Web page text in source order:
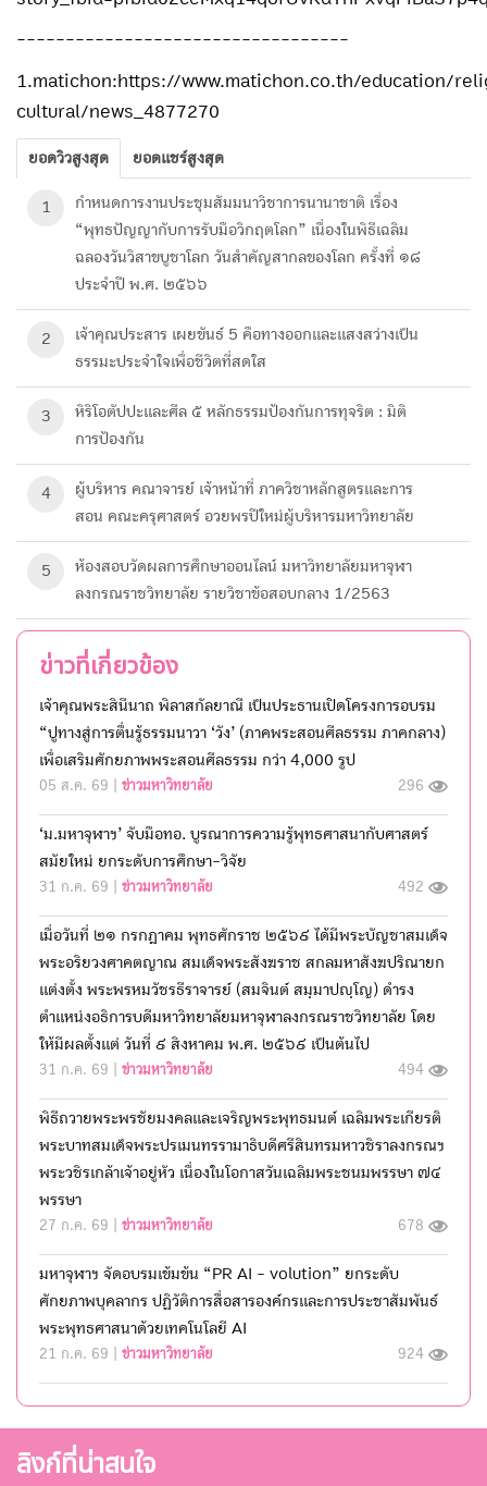
----------------------------------
1.matichon:https://www.matichon.co.th/education/
cultural/news_4877270
ยอดวิวสูงสุด ยอดแชร์สูงสุด
1
กำหนดการงานประชุมสัมมนาวิชาการนานาชาติ เรื่อง
“พุทธปัญญากับการรับมือวิกฤตโลก” เนื่องในพิธีเฉลิม
ฉลองวันวิสาขบูชาโลก วันสำคัญสากลของโลก ครั้งที่ ๑๘
ประจำปี พ.ศ. ๒๕๖๖
2
เจ้าคุณประสาร เผยขันธ์ 5 คือทางออกและแสงสว่างเป็น
ธรรมะประจำใจเพื่อชีวิตที่สดใส
3
หิริโอตัปปะและศีล ๕ หลักธรรมป้องกันการทุจริต : มิติ
การป้องกัน
4
ผู้บริหาร คณาจารย์ เจ้าหน้าที่ ภาควิชาหลักสูตรและการ
สอน คณะครุศาสตร์ อวยพรปีใหม่ผู้บริหารมหาวิทยาลัย
5
ห้องสอบวัดผลการศึกษา​ออนไลน์ มหาวิทยาลัย​มหา​จุฬา
ลงกรณ​ราช​วิทยาลัย​ รายวิชาข้อสอบกลาง 1/2563
ข่าวที่เกี่ยวข้อง
เจ้าคุณพระสินีนาถ พิลาสกัลยาณี เป็นประธานเปิดโครงการอบรม
“ปูทางสู่การตื่นรู้ธรรมนาวา ‘วัง’ (ภาคพระสอนศีลธรรม ภาคกลาง)
เพื่อเสริมศักยภาพพระสอนศีลธรรม กว่า 4,000 รูป
05 ส.ค. 69 | ข่าวมหาวิทยาลัย 296
‘ม.มหาจุฬาฯ’ จับมือทอ. บูรณาการความรู้พุทธศาสนากับศาสตร์
สมัยใหม่ ยกระดับการศึกษา-วิจัย
31 ก.ค. 69 | ข่าวมหาวิทยาลัย 492
เมื่อวันที่ ๒๑ กรกฎาคม พุทธศักราช ๒๕๖๙ ได้มีพระบัญชาสมเด็จ
พระอริยวงศาคตญาณ สมเด็จพระสังฆราช สกลมหาสังฆปริณายก
แต่งตั้ง พระพรหมวัชรธีราจารย์ (สมจินต์ สมฺมาปญฺโญ) ดำรง
ตำแหน่งอธิการบดีมหาวิทยาลัยมหาจุฬาลงกรณราชวิทยาลัย โดย
ให้มีผลตั้งแต่ วันที่ ๙ สิงหาคม พ.ศ. ๒๕๖๙ เป็นต้นไป
31 ก.ค. 69 | ข่าวมหาวิทยาลัย 494
พิธีถวายพระพรชัยมงคลและเจริญพระพุทธมนต์ เฉลิมพระเกียรติ
พระบาทสมเด็จพระปรเมนทรรามาธิบดีศรีสินทรมหาวชิราลงกรณฯ
พระวชิรเกล้าเจ้าอยู่หัว เนื่องในโอกาสวันเฉลิมพระชนมพรรษา ๗๔
พรรษา
27 ก.ค. 69 | ข่าวมหาวิทยาลัย 678
มหาจุฬาฯ จัดอบรมเข้มข้น “PR AI - volution” ยกระดับ
ศักยภาพบุคลากร ปฏิวัติการสื่อสารองค์กรและการประชาสัมพันธ์
พระพุทธศาสนาด้วยเทคโนโลยี AI
21 ก.ค. 69 | ข่าวมหาวิทยาลัย 924
ลิงก์ที่น่าสนใจ